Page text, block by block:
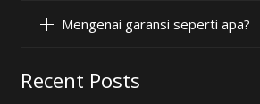
Mengenai garansi seperti apa?
Recent Posts